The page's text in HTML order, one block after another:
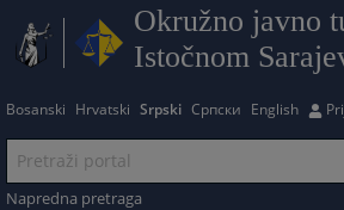
Okružno javno
Istočnom
Bosanski Hrvatski Srpski Српски English
Napredna pretraga